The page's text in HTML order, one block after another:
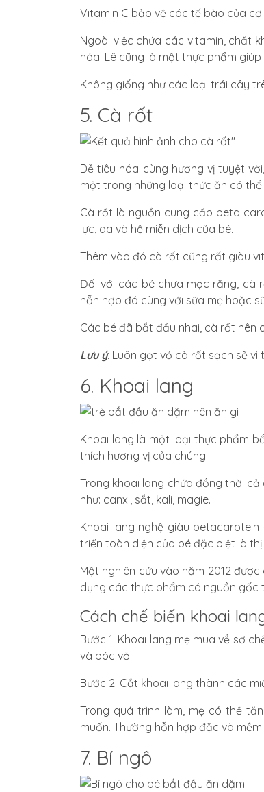
Vitamin C bảo vệ các tế bào của
Ngoài việc chứa các vitamin, chất
hóa. Lê cũng là một thực phẩm giúp
Không giống như các loại trái cây
5. Cà rốt
Dễ tiêu hóa cùng hương vị tuyệt
một trong những loại thức ăn có
Cà rốt là nguồn cung cấp beta
lực, da và hệ miễn dịch của bé.
Thêm vào đó cà rốt cũng rất giàu
Đối với các bé chưa mọc răng, cà
hỗn hợp đó cùng với sữa mẹ hoặc
Các bé đã bắt đầu nhai, cà rốt nên
Lưu ý: Luôn gọt vỏ cà rốt sạch sẽ vì
6. Khoai lang
Khoai lang là một loại thực phẩm
thích hương vị của chúng.
Trong khoai lang chứa đồng thời cả
như: canxi, sắt, kali, magie.
Khoai lang nghệ giàu
triển toàn diện của bé đặc biệt là thị
Một nghiên cứu vào năm 2012
dụng các thực phẩm có nguồn gốc
Cách chế biến khoai
Bước 1: Khoai lang mẹ mua về sơ
và bóc vỏ.
Bước 2: Cắt khoai lang thành các
Trong quá trình làm, mẹ có thể
muốn. Thường hỗn hợp đặc và
7. Bí ngô